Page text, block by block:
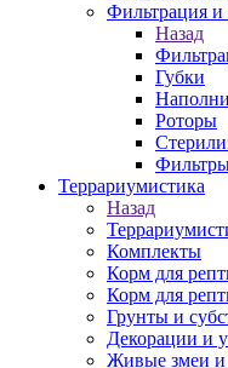
Фильтрация и
Назад
Губки
Роторы
Террариумистика
Назад
Комплекты
Корм для
Корм для
Грунты и
Декорации и
Живые змеи и